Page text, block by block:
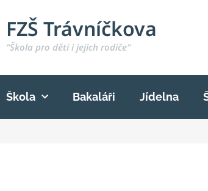
FZŠ Trávníčkova
“Škola pro děti i jejich rodiče“
Škola Bakaláři Jídelna